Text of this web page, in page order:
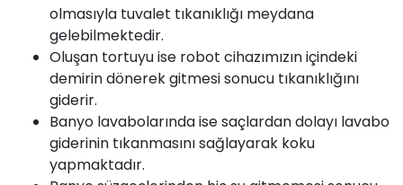
olmasıyla tuvalet tıkanıklığı meydana
gelebilmektedir.
Oluşan tortuyu ise robot cihazımızın içindeki
demirin dönerek gitmesi sonucu tıkanıklığını
giderir.
Banyo lavabolarında ise saçlardan dolayı lavabo
giderinin tıkanmasını sağlayarak koku
yapmaktadır.